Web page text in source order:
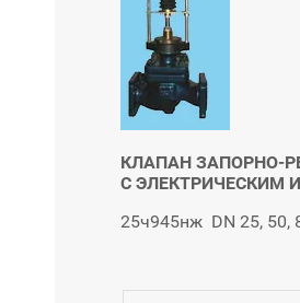
КЛАПАН ЗАПОРНО-
С ЭЛЕКТРИЧЕСКИМ
25ч945нж DN 25, 50,